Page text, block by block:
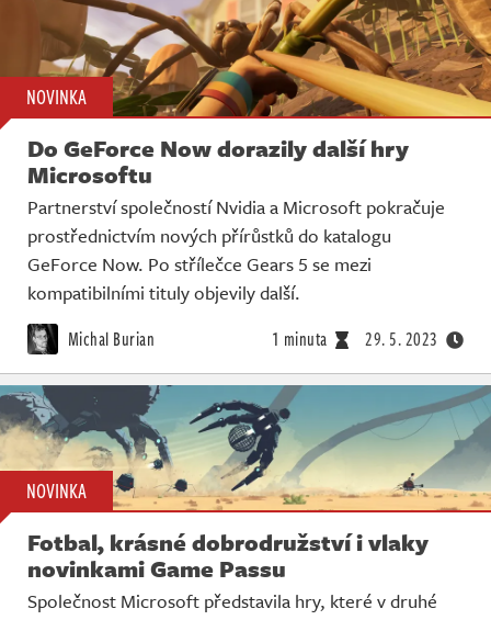
NOVINKA
Do GeForce Now dorazily další hry
Microsoftu
Partnerství společností Nvidia a Microsoft pokračuje
prostřednictvím nových přírůstků do katalogu
GeForce Now. Po střílečce Gears 5 se mezi
kompatibilními tituly objevily další.
Michal Burian 1 minuta 29. 5. 2023
NOVINKA
Fotbal, krásné dobrodružství i vlaky
novinkami Game Passu
Společnost Microsoft představila hry, které v druhé